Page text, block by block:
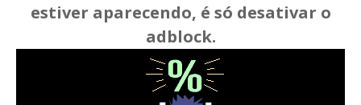
estiver aparecendo, é só desativar o
adblock.